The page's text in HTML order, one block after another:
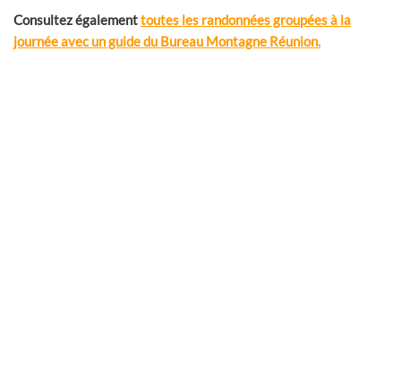
Consultez égalementtoutes les randonnées groupées à la
journée avec un guide du Bureau Montagne Réunion.